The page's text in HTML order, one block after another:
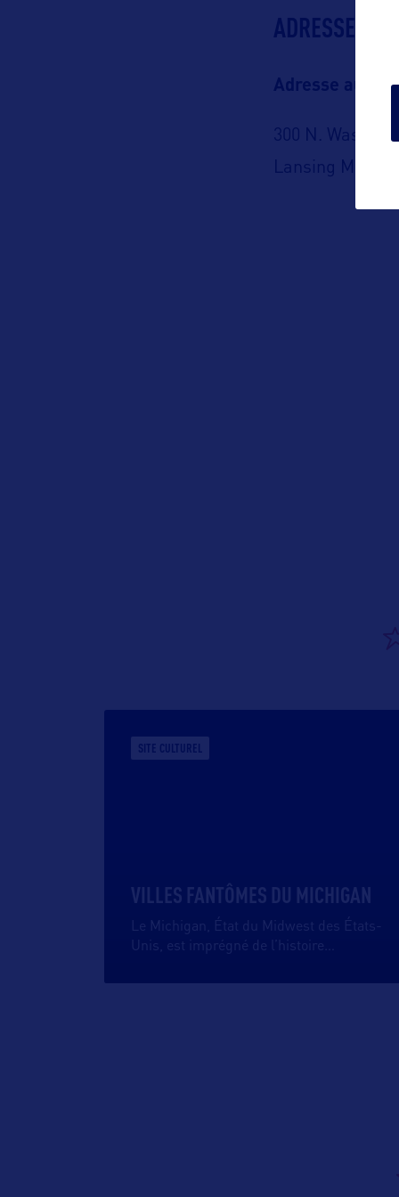
ADRESSES
Adresse aux
300 N.
Lansing
SITE CULTUREL
VILLES FANTÔMES DU MICHIGAN
Le Michigan, État du Midwest des États-
Unis, est imprégné de l’histoire